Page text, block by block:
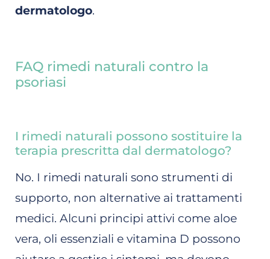
dermatologo.
FAQ rimedi naturali contro la
psoriasi
I rimedi naturali possono sostituire la
terapia prescritta dal dermatologo?
No. I rimedi naturali sono strumenti di
supporto, non alternative ai trattamenti
medici. Alcuni principi attivi come aloe
vera, oli essenziali e vitamina D possono